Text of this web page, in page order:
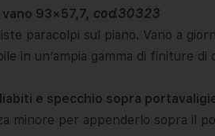
93×57,7, cod.30323
paracolpi sul piano. Vano a
in un’ampia gamma di finiture di
e specchio sopra
minore per appenderlo sopra il